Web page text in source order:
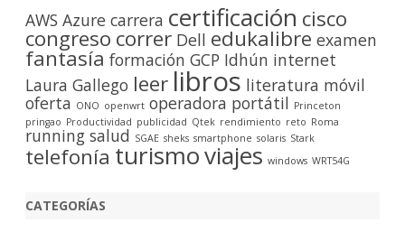
r
AWS Azure carrera certificación cisco
congreso correr Dell edukalibre examen
fantasía formación GCP Idhún internet
Laura Gallego leer libros literatura móvil
oferta ONO openwrt operadora portátil Princeton
pringao Productividad publicidad Qtek rendimiento reto Roma
running salud SGAE sheks smartphone solaris Stark
telefonía turismoviajes windows WRT54G
CATEGORÍAS